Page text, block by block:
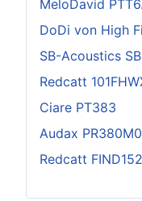
MeloDavid
DoDi von High
SB-Acoustics
Redcatt
Ciare PT383
Audax PR380M0
Redcatt